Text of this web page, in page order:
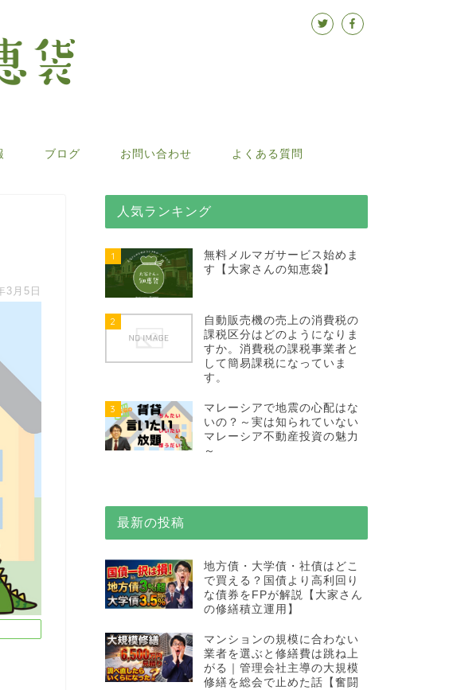
ブログ お問い合わせ よくある質問
3月5日
人気ランキング
1
無料メルマガサービス始めま
す【大家さんの知恵袋】
2
自動販売機の売上の消費税の
課税区分はどのようになりま
すか。消費税の課税事業者と
して簡易課税になっていま
す。
3
マレーシアで地震の心配はな
いの？～実は知られていない
マレーシア不動産投資の魅力
～
最新の投稿
地方債・大学債・社債はどこ
で買える？国債より高利回り
な債券をFPが解説【大家さん
の修繕積立運用】
マンションの規模に合わない
業者を選ぶと修繕費は跳ね上
がる｜管理会社主導の大規模
修繕を総会で止めた話【奮闘